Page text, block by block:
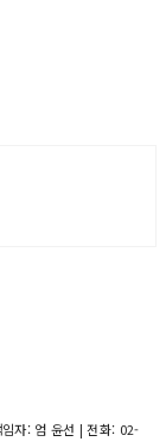
자: 엄 윤선 | 전화: 02-